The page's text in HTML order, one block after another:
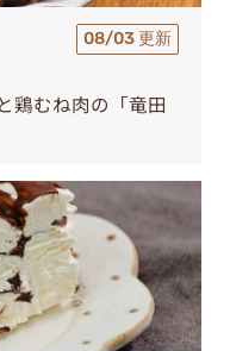
08/03 更新
鶏むね肉の「竜田